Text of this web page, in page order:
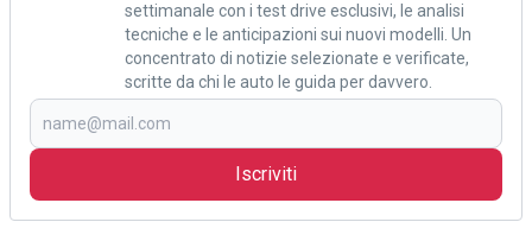
settimanale con i test drive esclusivi, le analisi
tecniche e le anticipazioni sui nuovi modelli. Un
concentrato di notizie selezionate e verificate,
scritte da chi le auto le guida per davvero.
Iscriviti